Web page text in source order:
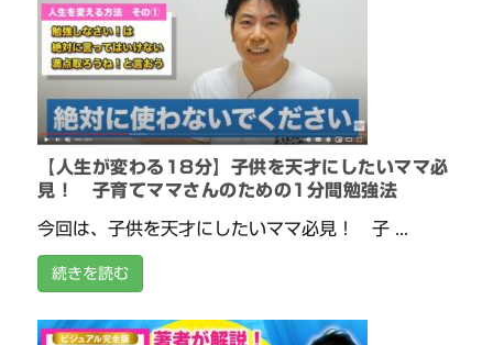
【人生が変わる18分】子供を天才にしたいママ必
見！ 子育てママさんのための1分間勉強法
今回は、子供を天才にしたいママ必見！ 子 ...
続きを読む